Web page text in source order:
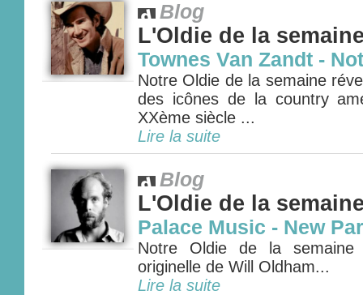
Blog
L'Oldie de la
Townes Van Zandt -
Notre Oldie de la semaine
des icônes de la country
XXème siècle ...
Lire la suite
Blog
L'Oldie de la
Palace Music - New
Notre Oldie de la semaine
originelle de Will Oldham...
Lire la suite